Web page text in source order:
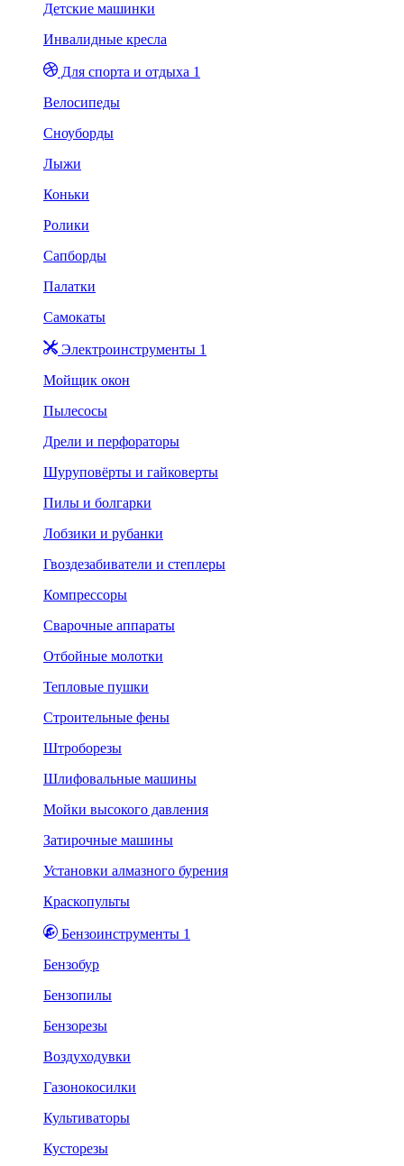
Детские машинки
Инвалидные кресла
Для спорта и отдыха 1
Велосипеды
Сноуборды
Лыжи
Коньки
Ролики
Сапборды
Палатки
Самокаты
Электроинструменты 1
Мойщик окон
Пылесосы
Дрели и перфораторы
Шуруповёрты и гайковерты
Пилы и болгарки
Лобзики и рубанки
Гвоздезабиватели и степлеры
Компрессоры
Сварочные аппараты
Отбойные молотки
Тепловые пушки
Строительные фены
Штроборезы
Шлифовальные машины
Мойки высокого давления
Затирочные машины
Установки алмазного бурения
Краскопульты
Бензоинструменты 1
Бензобур
Бензопилы
Бензорезы
Воздуходувки
Газонокосилки
Культиваторы
Кусторезы